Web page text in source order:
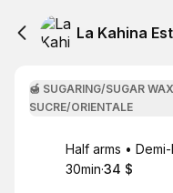
La Kahina
🍯 SUGARING/SUGAR
SUCRE/ORIENTALE
Réserver
Half arms •
.Durée de
30min·
.Prix
34 $